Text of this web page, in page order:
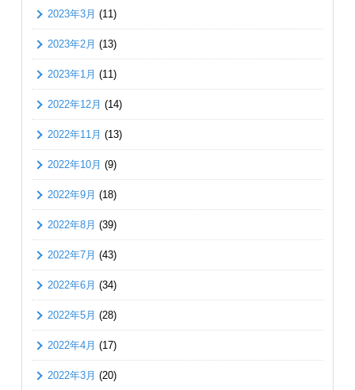
2023年3月 (11)
2023年2月 (13)
2023年1月 (11)
2022年12月 (14)
2022年11月 (13)
2022年10月 (9)
2022年9月 (18)
2022年8月 (39)
2022年7月 (43)
2022年6月 (34)
2022年5月 (28)
2022年4月 (17)
2022年3月 (20)